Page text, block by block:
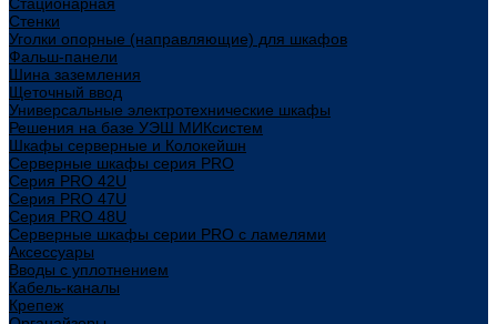
Стенки
Уголки опорные (направляющие) для шкафов
Фальш-панели
Шина заземления
Щеточный ввод
Универсальные электротехнические шкафы
Решения на базе УЭШ МИКсистем
Шкафы серверные и Колокейшн
Серверные шкафы серия PRO
Серия PRO 42U
Серия PRO 47U
Серия PRO 48U
Серверные шкафы серии PRO с ламелями
Аксессуары
Вводы с уплотнением
Кабель-каналы
Крепеж